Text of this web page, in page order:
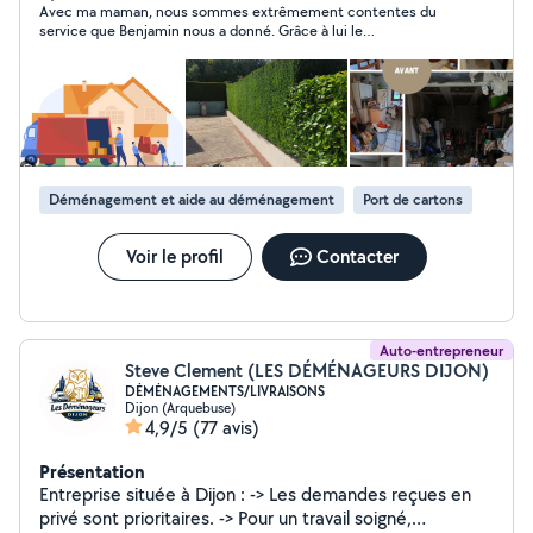
Entretien d'espaces verts (tonte, taille de haie,
débroussaillage...) avec ou sans évacuation des déchets
=> Montage de meubles en kit toutes marques
N'hésitez pas à me contacter, je réponds à vos
demandes/questions dans les meilleurs délais. Service
efficace et soigné !
Avec ma maman, nous sommes extrêmement contentes du
service que Benjamin nous a donné. Grâce à lui le
ainsi que la dame qui était présente. Merci à vous deux
Déménagement et aide au déménagement Port de cartons
Voir le profil Contacter
Auto-entrepreneur
Steve Clement (LES DÉMÉNAGEURS DIJON)
DÉMÉNAGEMENTS/LIVRAISONS
Dijon (Arquebuse)
4,9/5 (77 avis)
Présentation
Entreprise située à Dijon : -> Les demandes reçues en
privé sont prioritaires. -> Pour un travail soigné,